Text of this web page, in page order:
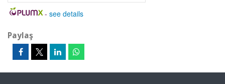
- see details
Paylaş